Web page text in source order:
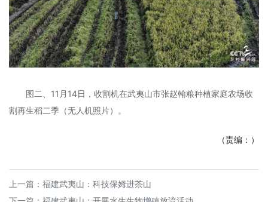
图二、11月14日，收割机在武夷山市张赵翰粮种植家庭农场收
割再生稻二季（无人机照片）。
（责编：）
上一篇： 福建武夷山：科技保姆进茶山